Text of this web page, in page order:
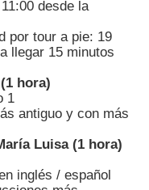
desde la
por tour a pie: 19
llegar 15 minutos
hora)
1
antiguo y con más
Luisa (1 hora)
inglés / español